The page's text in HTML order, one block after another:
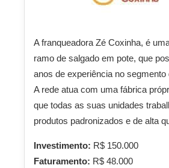
A franqueadora Zé Coxinha, é
ramo de salgado em pote, que
anos de experiência no segmento
A rede atua com uma fábrica
que todas as suas unidades
produtos padronizados e de alta
Investimento: R$ 150.000
Faturamento: R$ 48.000